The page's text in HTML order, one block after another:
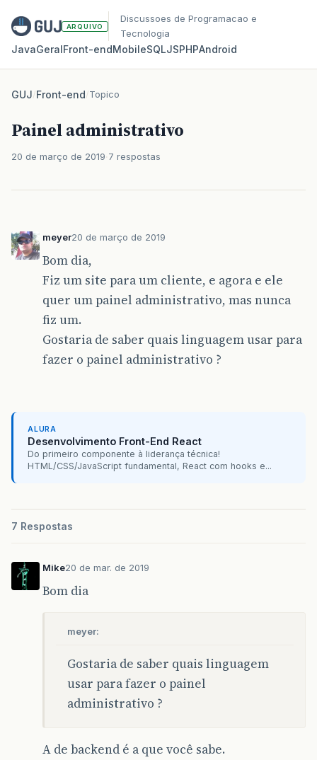
ARQUIVO
Discussoes de Programacao e
Tecnologia
JavaGeralFront‑endMobileSQLJSPHPAndroid
GUJ/Front-end/Topico
Painel administrativo
20 de março de 2019 7 respostas
meyer20 de março de 2019
Bom dia,
Fiz um site para um cliente, e agora e ele
quer um painel administrativo, mas nunca
fiz um.
Gostaria de saber quais linguagem usar para
fazer o painel administrativo ?
ALURA
Desenvolvimento Front-End React
Do primeiro componente à liderança técnica!
HTML/CSS/JavaScript fundamental, React com hooks e...
7 Respostas
Mike20 de mar. de 2019
Bom dia
meyer:
Gostaria de saber quais linguagem
usar para fazer o painel
administrativo ?
A de backend é a que você sabe.